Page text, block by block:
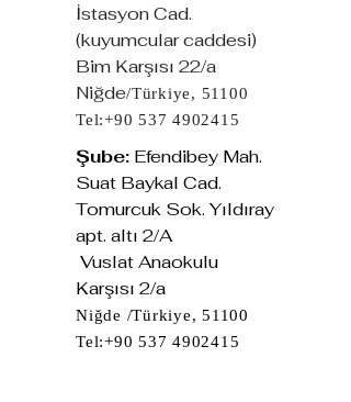
İstasyon Cad.
(kuyumcular caddesi)
Bim Karşısı 22/a
Niğde/Türkiye, 51100
Tel:+90 537 4902415
Şube: Efendibey Mah.
Suat Baykal Cad.
Tomurcuk Sok. Yıldıray
apt. altı 2/A
Vuslat Anaokulu
Karşısı 2/a
Niğde /Türkiye, 51100
Tel:+90 537 4902415